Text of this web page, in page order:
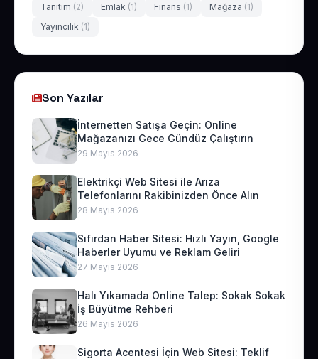
Tanıtım (2) Emlak (1) Finans (1) Mağaza (1)
Yayıncılık (1)
Son Yazılar
İnternetten Satışa Geçin: Online
Mağazanızı Gece Gündüz Çalıştırın
29 Mayıs 2026
Elektrikçi Web Sitesi ile Arıza
Telefonlarını Rakibinizden Önce Alın
28 Mayıs 2026
Sıfırdan Haber Sitesi: Hızlı Yayın, Google
Haberler Uyumu ve Reklam Geliri
27 Mayıs 2026
Halı Yıkamada Online Talep: Sokak Sokak
İş Büyütme Rehberi
26 Mayıs 2026
Sigorta Acentesi İçin Web Sitesi: Teklif